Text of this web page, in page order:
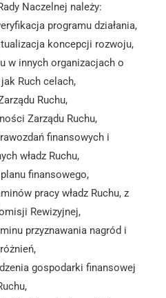
Naczelnej należy:
programu działania,
koncepcji rozwoju,
w innych organizacjach o
Ruch celach,
Ruchu,
Zarządu Ruchu,
finansowych i
władz Ruchu,
finansowego,
pracy władz Ruchu, z
Rewizyjnej,
przyznawania nagród i
gospodarki finansowej